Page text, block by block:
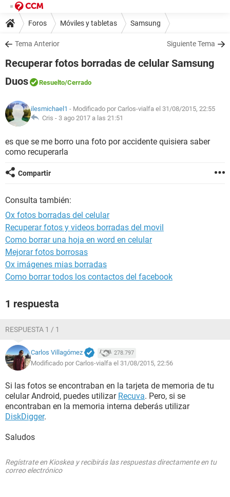
Foros Móviles y tabletas Samsung
Tema Anterior Siguiente Tema
Recuperar fotos borradas de celular Samsung
Duos
Resuelto/Cerrado
ilesmichael1 - Modificado por Carlos-vialfa el 31/08/2015, 22:55
Cris - 3 ago 2017 a las 21:51
es que se me borro una foto por accidente quisiera saber
como recuperarla
Compartir
Consulta también:
Ox fotos borradas del celular
Recuperar fotos y videos borradas del movil
Como borrar una hoja en word en celular
Mejorar fotos borrosas
Ox imágenes mias borradas
Como borrar todos los contactos del facebook
1 respuesta
RESPUESTA 1 / 1
Carlos Villagómez 278.797
Modificado por Carlos-vialfa el 31/08/2015, 22:56
Si las fotos se encontraban en la tarjeta de memoria de tu
celular Android, puedes utilizar Recuva. Pero, si se
encontraban en la memoria interna deberás utilizar
DiskDigger.
Saludos
Regístrate en Kioskea y recibirás las respuestas directamente en tu
correo electrónico